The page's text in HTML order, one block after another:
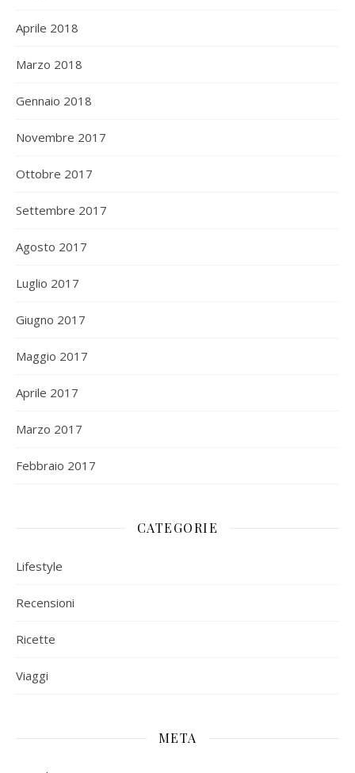
Aprile 2018
Marzo 2018
Gennaio 2018
Novembre 2017
Ottobre 2017
Settembre 2017
Agosto 2017
Luglio 2017
Giugno 2017
Maggio 2017
Aprile 2017
Marzo 2017
Febbraio 2017
CATEGORIE
Lifestyle
Recensioni
Ricette
Viaggi
META